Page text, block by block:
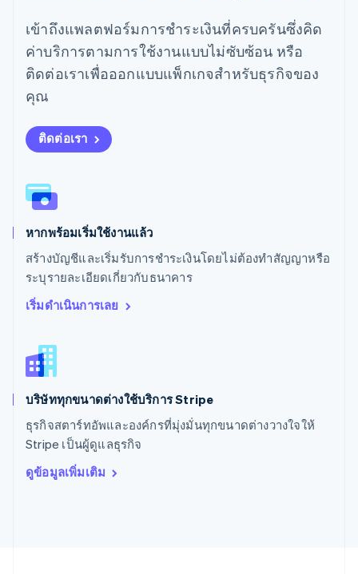
เข้าถึงแพลตฟอร์มการชำระเงินที่ครบครันซึ่งคิด
ค่าบริการตามการใช้งานแบบไม่ซับซ้อน หรือ
ติดต่อเราเพื่อออกแบบแพ็กเกจสำหรับธุรกิจของ
คุณ
ติดต่อเรา
หากพร้อมเริ่มใช้งานแล้ว
สร้างบัญชีและเริ่มรับการชำระเงินโดยไม่ต้องทำสัญญาหรือ
ระบุรายละเอียดเกี่ยวกับธนาคาร
เริ่มดำเนินการเลย
บริษัททุกขนาดต่างใช้บริการ Stripe
ธุรกิจสตาร์ทอัพและองค์กรที่มุ่งมั่นทุกขนาดต่างวางใจให้
Stripe เป็นผู้ดูแลธุรกิจ
ดูข้อมูลเพิ่มเติม
DeutschEnglish
ลิทัวเนีย
English
สเปน
สโลวีเนีย
EnglishItaliano
Deutsch
สวีเดน
สหรัฐอเมริกา
Español
สหรัฐอาหรับเอมิเรตส์
English
สหราชอาณาจักร
English
สิงคโปร์
ออสเตรเลีย
ออสเตรีย
DeutschEnglish
อิตาลี
ItalianoEnglish